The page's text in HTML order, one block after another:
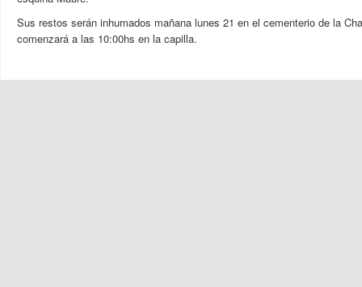
Sus restos serán inhumados mañana lunes 21 en el cementerio de la
comenzará a las 10:00hs en la capilla.